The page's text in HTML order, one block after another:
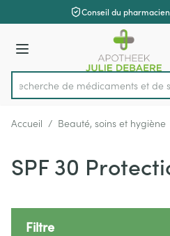
Aller au contenu
1 de 1Conseil du pharmacien
Menu
Rechercher
Recherche de médicaments et d
Accueil / Beauté, soins et hygiène
SPF 30
Filtre